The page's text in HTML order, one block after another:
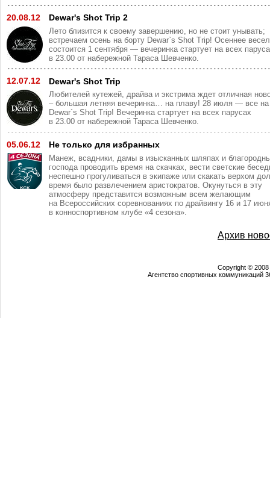
20.08.12 Dewar's Shot Trip 2
Лето близится к своему завершению, но не стоит унывать;
встречаем осень на борту Dewar`s Shot Trip! Осеннее
состоится 1 сентября — вечеринка стартует на всех
в 23.00 от набережной Тараса Шевченко.
12.07.12 Dewar's Shot Trip
Любителей кутежей, драйва и экстрима ждет отличная
– большая летняя вечеринка… на плаву! 28 июля — все на
Dewar`s Shot Trip! Вечеринка стартует на всех парусах
в 23.00 от набережной Тараса Шевченко.
05.06.12 Не только для избранных
Манеж, всадники, дамы в изысканных шляпах и
господа проводить время на скачках, вести светские
неспешно прогуливаться в экипаже или скакать верхом
время было развлечением аристократов. Окунуться в эту
атмосферу представится возможным всем желающим
на Всероссийских соревнованиях по драйвингу 16 и 17
в конноспортивном клубе «4 сезона».
Архив
Copyright © 2008
Агентство спортивных коммуникаций